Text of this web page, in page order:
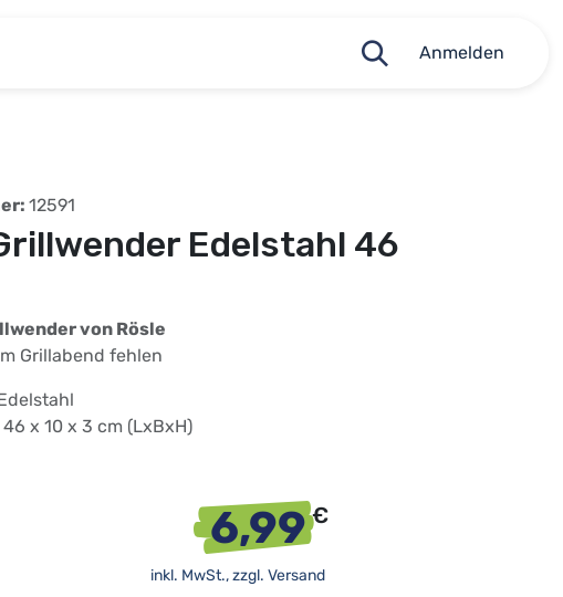
Anmelden
12591
Edelstahl 46
von Rösle
Grillabend fehlen
46 x 10 x 3 cm (LxBxH)
6,99€
inkl. MwSt., zzgl. Versand